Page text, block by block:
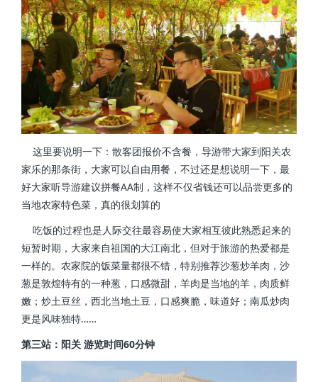
这里要说明一下：散客团报价不含餐，导游带大家到阳关农
家乐的那条街，大家可以自由用餐，不过还是想说明一下，最
好大家听导游建议拼餐AA制，这样不仅省钱还可以品尝更多的
当地农家特色菜，真的很划算的
吃饭的过程也是人际交往最容易使大家相互彼此熟悉起来的
短暂时期，大家来自祖国的大江南北，但对于旅游的热爱都是
一样的。农家院的饭菜量都很不错，特别推荐沙葱炒羊肉，沙
葱是敦煌特有的一种葱，口感微甜，羊肉是当地的羊，肉质鲜
嫩；炒土豆丝，西北当地土豆，口感爽脆，味道好；南瓜炒肉
更是风味独特……
第三站：阳关 游览时间60分钟